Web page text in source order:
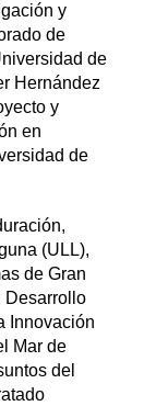
y
de
de
Hernández
y
en
de
(ULL),
de Gran
Desarrollo
Innovación
Mar de
del